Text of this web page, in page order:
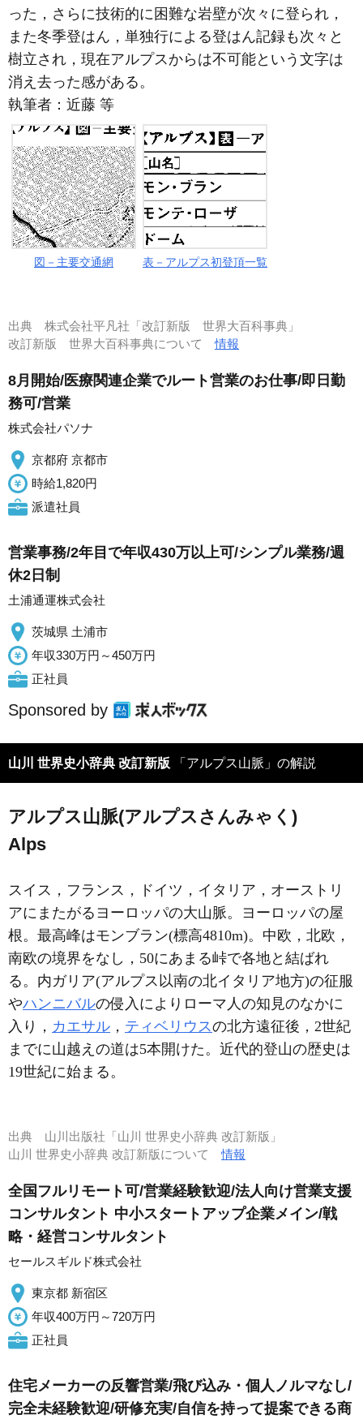
った，さらに技術的に困難な岩壁が次々に登られ，
また冬季登はん，単独行による登はん記録も次々と
樹立され，現在アルプスからは不可能という文字は
消え去った感がある。
執筆者： 近藤 等
図－主要交通網 表－アルプス初登頂一覧
出典 株式会社平凡社「改訂新版 世界大百科事典」
改訂新版 世界大百科事典について情報
8月開始/医療関連企業でルート営業のお仕事/即日勤
務可/営業
株式会社パソナ
京都府 京都市
時給1,820円
派遣社員
営業事務/2年目で年収430万以上可/シンプル業務/週
休2日制
土浦通運株式会社
茨城県 土浦市
年収330万円～450万円
正社員
Sponsored by
山川 世界史小辞典 改訂新版 「アルプス山脈」の解説
アルプス山脈(アルプスさんみゃく)
Alps
スイス，フランス，ドイツ，イタリア，オーストリ
アにまたがるヨーロッパの大山脈。ヨーロッパの屋
根。最高峰はモンブラン(標高4810m)。中欧，北欧，
南欧の境界をなし，50にあまる峠で各地と結ばれ
る。内ガリア(アルプス以南の北イタリア地方)の征服
やハンニバルの侵入によりローマ人の知見のなかに
入り， カエサル ， ティベリウスの北方遠征後，2世紀
までに山越えの道は5本開けた。近代的登山の歴史は
19世紀に始まる。
出典 山川出版社「山川 世界史小辞典 改訂新版」
山川 世界史小辞典 改訂新版について情報
全国フルリモート可/営業経験歓迎/法人向け営業支援
コンサルタント 中小スタートアップ企業メイン/戦
略・経営コンサルタント
セールスギルド株式会社
東京都 新宿区
年収400万円～720万円
正社員
住宅メーカーの反響営業/飛び込み・個人ノルマなし/
完全未経験歓迎/研修充実/自信を持って提案できる商